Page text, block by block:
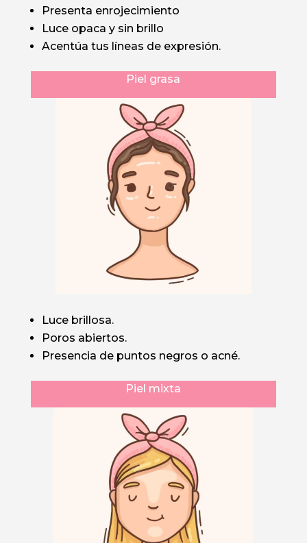
Presenta enrojecimiento
Luce opaca y sin brillo
Acentúa tus líneas de expresión.
Piel grasa
Luce brillosa.
Poros abiertos.
Presencia de puntos negros o acné.
Piel mixta